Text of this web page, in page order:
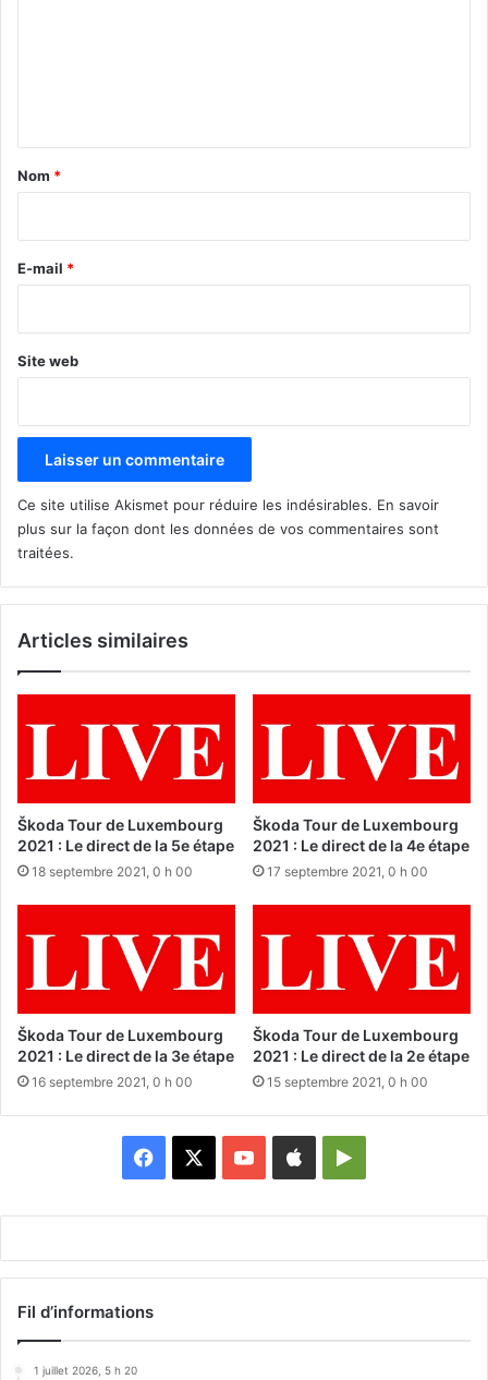
a
e
Nom *
E-mail *
Site web
Ce site utilise Akismet pour réduire les indésirables. En savoir
plus sur la façon dont les données de vos commentaires sont
traitées.
Articles similaires
Škoda Tour de Luxembourg
2021 : Le direct de la 5e étape
18 septembre 2021, 0 h 00
Škoda Tour de Luxembourg
2021 : Le direct de la 4e étape
17 septembre 2021, 0 h 00
Škoda Tour de Luxembourg
2021 : Le direct de la 3e étape
16 septembre 2021, 0 h 00
Škoda Tour de Luxembourg
2021 : Le direct de la 2e étape
15 septembre 2021, 0 h 00
Facebook YouTubeAppleGoogle
Fil d’informations
1 juillet 2026, 5 h 20